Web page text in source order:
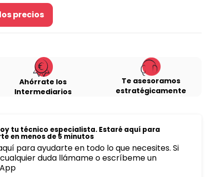
precios
Ahórrate los
Intermediarios
Te asesoramos
estratégicamente
tu técnico especialista. Estaré aquí para
en menos de 5 minutos
para ayudarte en todo lo que necesites. Si
duda llámame o escríbeme un